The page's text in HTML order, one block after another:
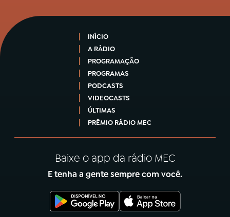
INÍCIO
A RÁDIO
PROGRAMAÇÃO
PROGRAMAS
PODCASTS
VIDEOCASTS
ÚLTIMAS
PRÊMIO RÁDIO MEC
Baixe o app da rádio MEC
E tenha a gente sempre com você.